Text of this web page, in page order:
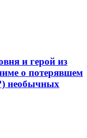
и герой из
о потерявшем
необычных